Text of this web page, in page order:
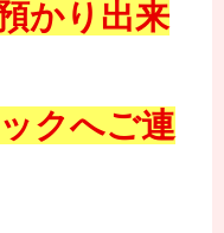
かり出来
クへご連